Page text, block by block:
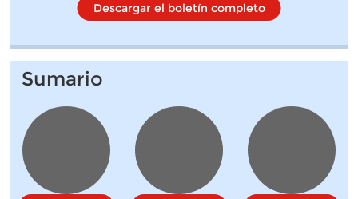
Descargar el boletín completo
Sumario